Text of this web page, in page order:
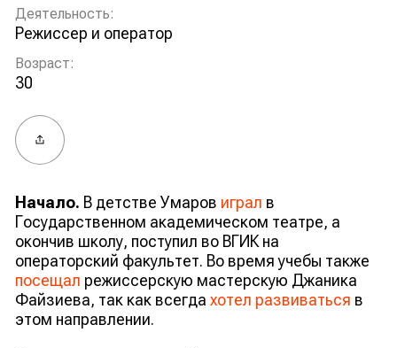
Деятельность:
режиссер и оператор
Возраст:
30
Поделиться
Начало. В детстве Умаров играл в
Государственном академическом театре, а
окончив школу, поступил во ВГИК на
операторский факультет. Во время учебы также
посещал режиссерскую мастерскую Джаника
Файзиева, так как всегдахотел развиваться в
этом направлении.